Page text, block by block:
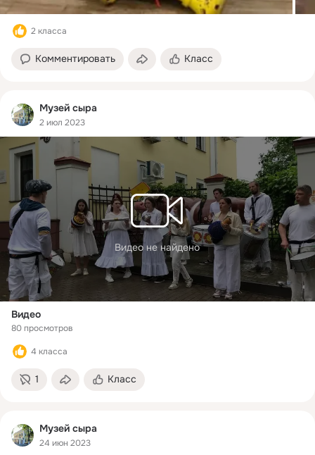
2 класса
Комментировать Класс
Музей сыра
2 июл 2023
Видео не найдено
Видео
80 просмотров
4 класса
1 Класс
Музей сыра
24 июн 2023